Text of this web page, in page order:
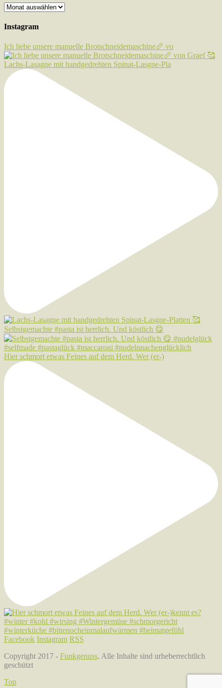
Archiv
Instagram
Ich liebe unsere manuelle Brotschneidemaschine🥖 vo
Lachs-Lasagne mit handgedrehten Spinat-Lasgne-Pla
Selbstgemachte #pasta ist herrlich. Und köstlich 😋
Hier schmort etwas Feines auf dem Herd. Wer (er-)
Facebook Instagram RSS
Copyright 2017 - Funkgenuss. Alle Inhalte sind urheberrechtlich
geschützt
Top